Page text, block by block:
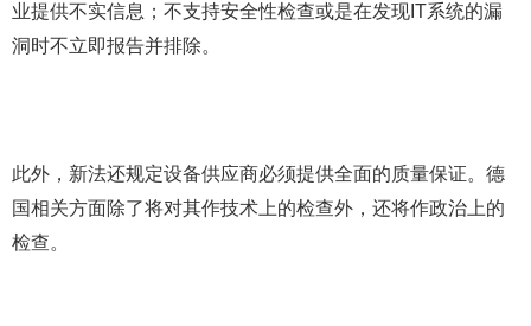
业提供不实信息；不支持安全性检查或是在发现IT系统的漏
洞时不立即报告并排除。
此外，新法还规定设备供应商必须提供全面的质量保证。德
国相关方面除了将对其作技术上的检查外，还将作政治上的
检查。